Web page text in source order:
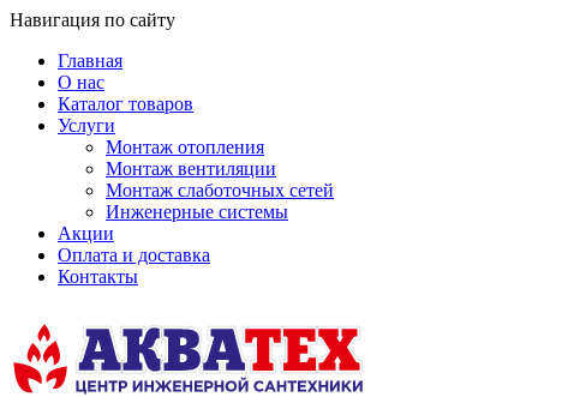
Навигация по сайту
Главная
О нас
Каталог товаров
Услуги
Монтаж отопления
Монтаж вентиляции
Монтаж слаботочных сетей
Инженерные системы
Акции
Оплата и доставка
Контакты